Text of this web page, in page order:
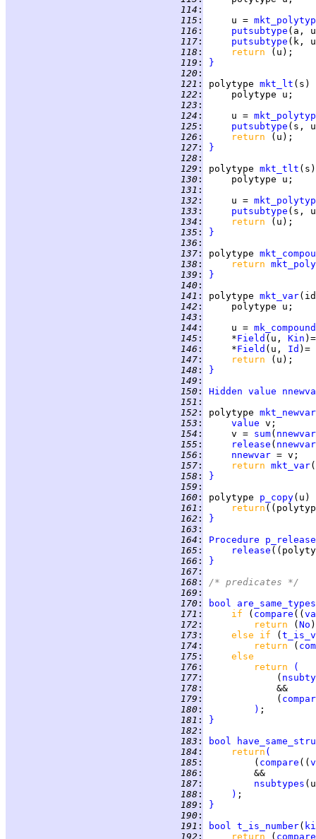
114 :
115 :
     u =
116 : putsubtype (a,
117 : putsubtype (k,
118 : return
119 :
}
120 :
121 : polytype mkt_lt (s)
122 :
123 :
124 :
     u =
125 : putsubtype (s,
126 : return
127 :
}
128 :
129 : polytype mkt_tlt
130 :
131 :
132 :
     u =
133 : putsubtype (s,
134 : return
135 :
}
136 :
137 : polytype
138 : return
139 :
}
140 :
141 : polytype mkt_var
142 :
143 :
144 :
     u =
mk_compound
145 :
     *
Field (u, Kin
146 :
     *
Field (u, Id
147 : return
148 :
}
149 :
150 : Hidden value
151 :
152 : polytype mkt_newvar
153 : value
154 :
     v =
sum( nnewvar
155 : release ( nnewvar
156 : nnewvar
157 : return mkt_var(
158 :
}
159 :
160 : polytype p_copy(u)
161 : return
162 :
}
163 :
164 : Procedure
p_release
165 :
release
166 :
}
167 :
168 :
/* predicates */
169 :
170 : bool
are_same_types
171 : if ( compare ((
172 : return ( No
173 : else if (
174 : return (
175 :
else
176 : return
(
177 :
             (
178 :
179 :
             (
180 : )
181 :
}
182 :
183 : bool
184 : return (
185 :
         (
compare ((
186 :
187 : nsubtypes
188 : )
189 :
}
190 :
191 : bool t_is_number(
192 : return ( compare